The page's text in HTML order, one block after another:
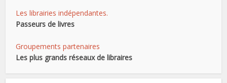
Les librairies indépendantes.
Passeurs de livres
Groupements partenaires
Les plus grands réseaux de libraires